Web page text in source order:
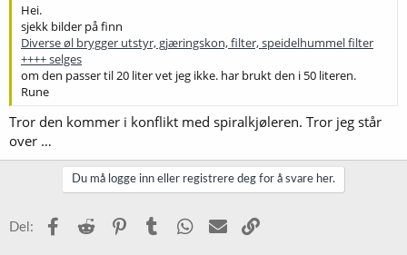
Rune
Hei.
sjekk bilder på finn
Diverse øl brygger utstyr, gjæringskon, filter, speidelhummel filter
++++ selges
om den passer til 20 liter vet jeg ikke. har brukt den i 50 literen.
Rune
Tror den kommer i konflikt med spiralkjøleren. Tror jeg står
over …
Du må logge inn eller registrere deg for å svare her.
Del: Facebook
Reddit PinterestTumblr WhatsApp
E-post